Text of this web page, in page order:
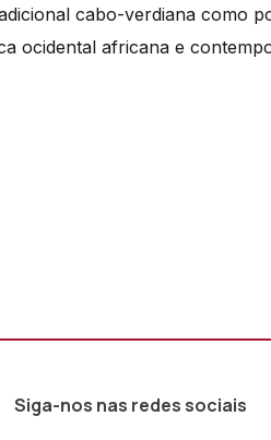
cabo-verdiana como
ocidental africana e
Siga-nos nas redes sociais